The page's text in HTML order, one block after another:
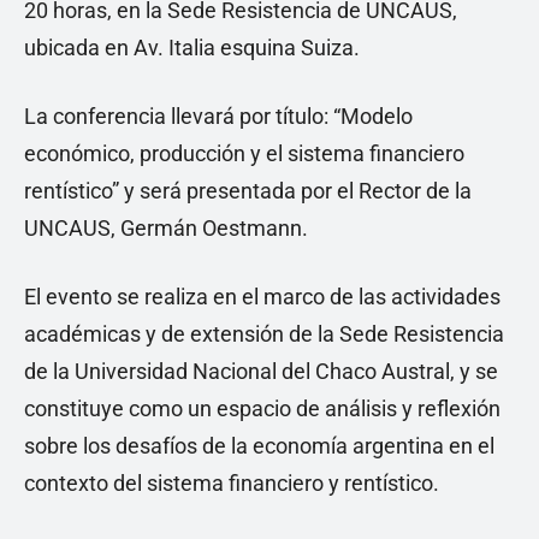
20 horas, en la Sede Resistencia de UNCAUS,
ubicada en Av. Italia esquina Suiza.
La conferencia llevará por título: “Modelo
económico, producción y el sistema financiero
rentístico” y será presentada por el Rector de la
UNCAUS, Germán Oestmann.
El evento se realiza en el marco de las actividades
académicas y de extensión de la Sede Resistencia
de la Universidad Nacional del Chaco Austral, y se
constituye como un espacio de análisis y reflexión
sobre los desafíos de la economía argentina en el
contexto del sistema financiero y rentístico.